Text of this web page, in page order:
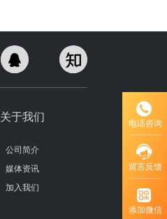
关于我们
公司简介
媒体资讯
加入我们
电话咨询
留言反馈
添加微信